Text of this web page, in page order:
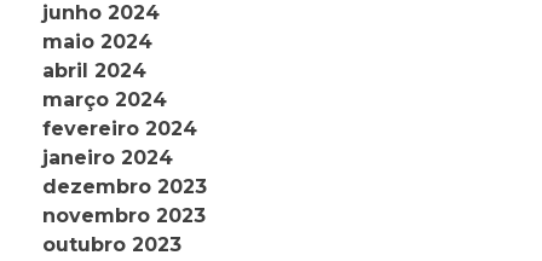
junho 2024
maio 2024
abril 2024
março 2024
fevereiro 2024
janeiro 2024
dezembro 2023
novembro 2023
outubro 2023